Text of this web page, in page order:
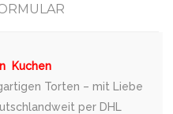
Kuchen
Torten – mit Liebe
per DHL